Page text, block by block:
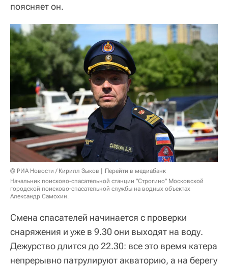
поясняет он.
© РИА Новости / Кирилл Зыков
Перейти в медиабанк
Начальник поисково-спасательной станции "Строгино" Московской
городской поисково-спасательной службы на водных объектах
Александр Самохин.
Смена спасателей начинается с проверки
снаряжения и уже в 9.30 они выходят на воду.
Дежурство длится до 22.30: все это время катера
непрерывно патрулируют акваторию, а на берегу